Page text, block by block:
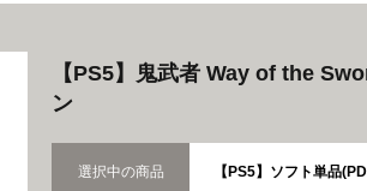
【PS5】鬼武者 Way of the
ン
選択中の商品 【PS5】ソフト単品